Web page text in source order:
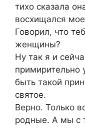
тихо сказала
восхищался
Говорил, что
женщины?
Ну так я и
примирительно
быть такой
святое.
Верно. Только
родные. А мы с